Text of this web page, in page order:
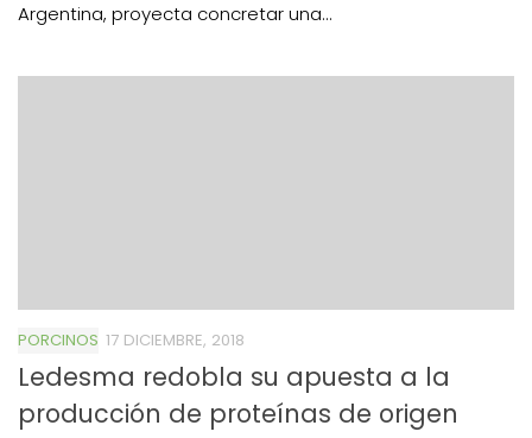
Argentina, proyecta concretar una...
PORCINOS 17 DICIEMBRE, 2018
Ledesma redobla su apuesta a la
producción de proteínas de origen